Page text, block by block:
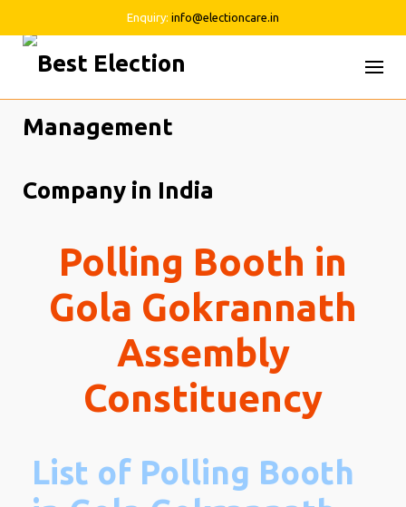
Enquiry: info@electioncare.in
Skip
Polling Booth in
Gola Gokrannath
Assembly
Constituency
List of Polling Booth